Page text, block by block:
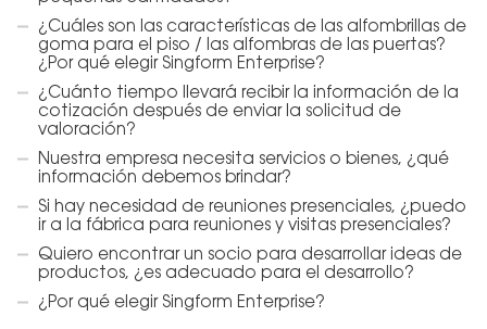
¿Cuáles son las características de las alfombrillas de
goma para el piso / las alfombras de las puertas?
¿Por qué elegir Singform Enterprise?
¿Cuánto tiempo llevará recibir la información de la
cotización después de enviar la solicitud de
valoración?
Nuestra empresa necesita servicios o bienes, ¿qué
información debemos brindar?
Si hay necesidad de reuniones presenciales, ¿puedo
ir a la fábrica para reuniones y visitas presenciales?
Quiero encontrar un socio para desarrollar ideas de
productos, ¿es adecuado para el desarrollo?
¿Por qué elegir Singform Enterprise?